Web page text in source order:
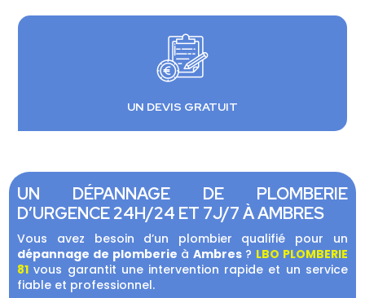
UN DEVIS GRATUIT
UN DÉPANNAGE DE PLOMBERIE
D’URGENCE 24H/24 ET 7J/7 À AMBRES
Vous avez besoin d’un plombier qualifié pour un
dépannage de plomberie à Ambres? LBO PLOMBERIE
81 vous garantit une intervention rapide et un service
fiable et professionnel.